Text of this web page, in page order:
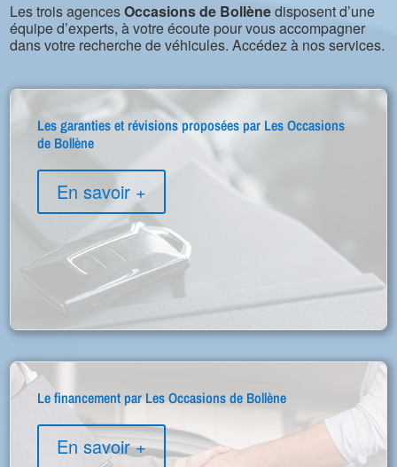
Les trois agencesOccasions de Bollènedisposent d’une
équipe d’experts, à votre écoute pour vous accompagner
dans votre recherche de véhicules. Accédez à nos services.
Les garanties et révisions proposées par Les Occasions
de Bollène
En savoir +
Le financement par Les Occasions de Bollène
En savoir +